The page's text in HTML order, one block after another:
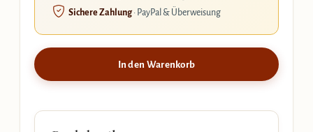
Sichere Zahlung· PayPal & Überweisung
In den Warenkorb